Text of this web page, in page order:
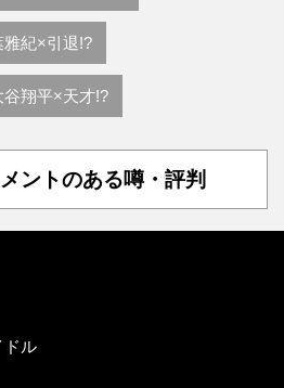
雅紀×引退!?
谷翔平×天才!?
ントのある噂・評判
ドル